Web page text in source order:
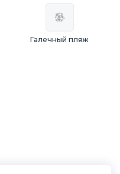
Галечный пляж